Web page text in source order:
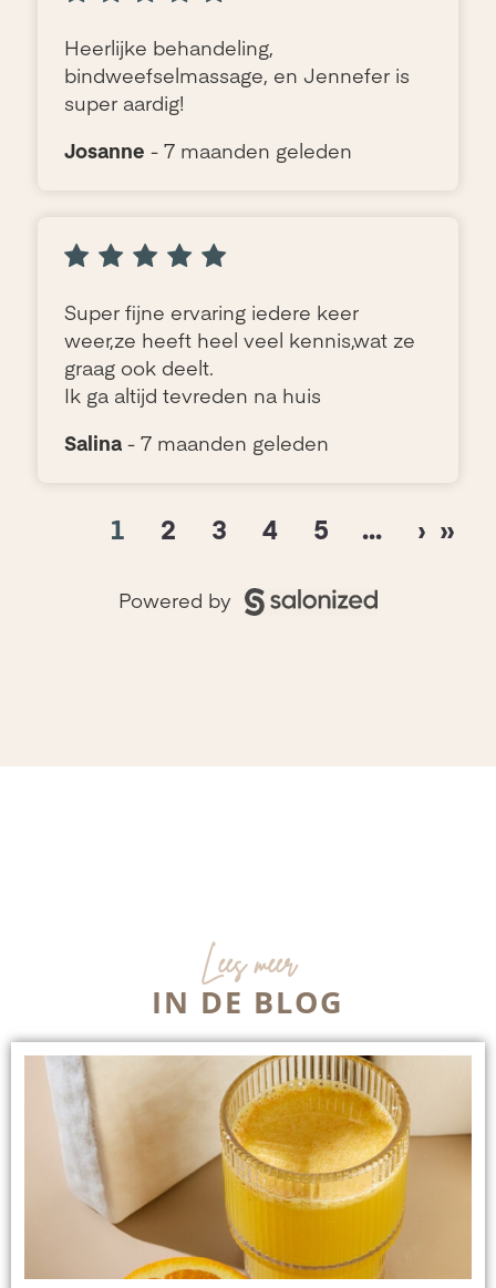
Lees meer
IN DE BLOG